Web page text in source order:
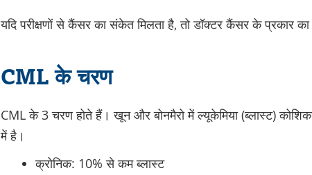
यदि परीक्षणों से कैंसर का संकेत मिलता है, तो डॉक्टर कैंसर के प्रकार
CML के चरण
CML के 3 चरण होते हैं। खून और बोनमैरो में ल्यूकेमिया (ब्लास्ट)
में है।
क्रोनिक: 10% से कम ब्लास्ट